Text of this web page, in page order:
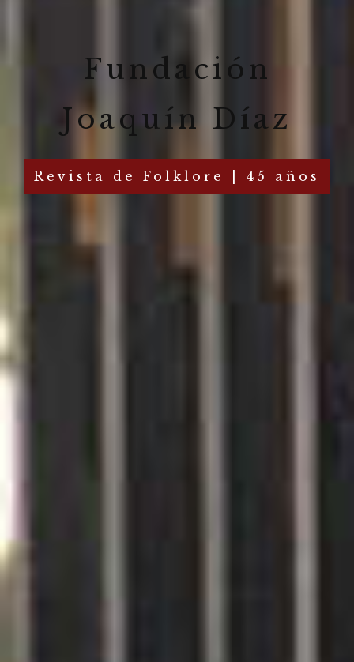
Fundación
Joaquín Díaz
Revista de Folklore | 45 años